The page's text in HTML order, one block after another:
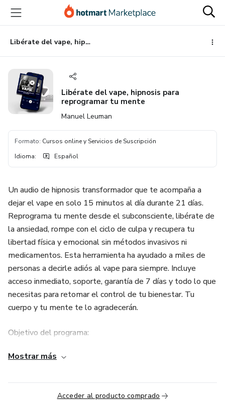
principal
página
de
página
Libérate del vape, hipnosis para reprogramar tu mente
Libérate del vape, hipnosis para
reprogramar tu mente
Manuel Leuman
Formato: Cursos online y Servicios de Suscripción
Idioma: Español
Un audio de hipnosis transformador que te acompaña a
dejar el vape en solo 15 minutos al día durante 21 días.
Reprograma tu mente desde el subconsciente, libérate de
la ansiedad, rompe con el ciclo de culpa y recupera tu
libertad física y emocional sin métodos invasivos ni
medicamentos. Esta herramienta ha ayudado a miles de
personas a decirle adiós al vape para siempre. Incluye
acceso inmediato, soporte, garantía de 7 días y todo lo que
necesitas para retomar el control de tu bienestar. Tu
cuerpo y tu mente te lo agradecerán.
Objetivo del programa:
Ayudarte a dejar el vapeo de forma natural, sin
de 15 minutos al día durante 21 días.
Mostrar más
Acceder al producto comprado